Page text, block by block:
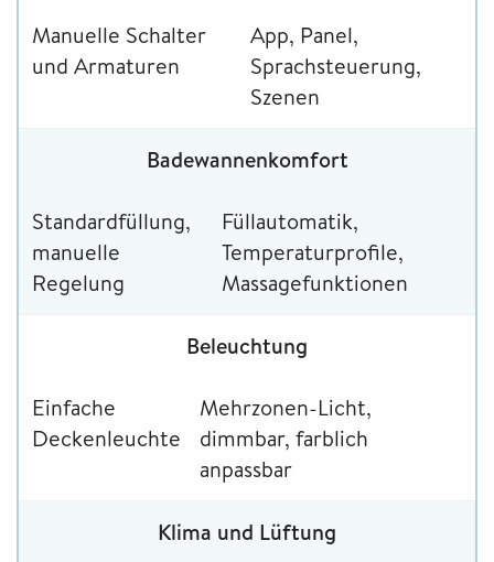
Manuelle Schalter
und Armaturen
App, Panel,
Sprachsteuerung,
Szenen
Badewannenkomfort
Standardfüllung,
manuelle
Regelung
Füllautomatik,
Temperaturprofile,
Massagefunktionen
Beleuchtung
Einfache
Deckenleuchte
Mehrzonen-Licht,
dimmbar, farblich
anpassbar
Klima und Lüftung